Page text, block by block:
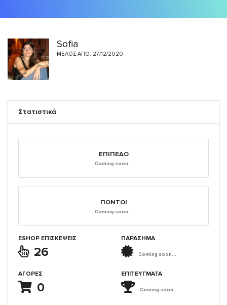
Sofia
ΜΈΛΟΣ ΑΠΌ: 27/12/2020
Στατιστικά
ΕΠΊΠΕΔΟ
Coming soon...
ΠΌΝΤΟΙ
Coming soon...
ESHOP ΕΠΙΣΚΈΨΕΙΣ
26
ΑΓΟΡΈΣ
0
ΠΑΡΑΣΗΜΑ
Coming soon...
ΕΠΙΤΕΎΓΜΑΤΑ
Coming soon...